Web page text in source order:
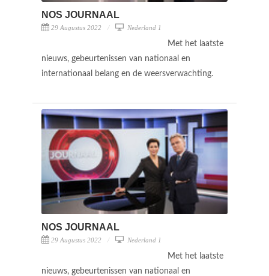
NOS JOURNAAL
29 Augustus 2022 Nederland 1
Met het laatste
nieuws, gebeurtenissen van nationaal en
internationaal belang en de weersverwachting.
NOS JOURNAAL
29 Augustus 2022 Nederland 1
Met het laatste
nieuws, gebeurtenissen van nationaal en